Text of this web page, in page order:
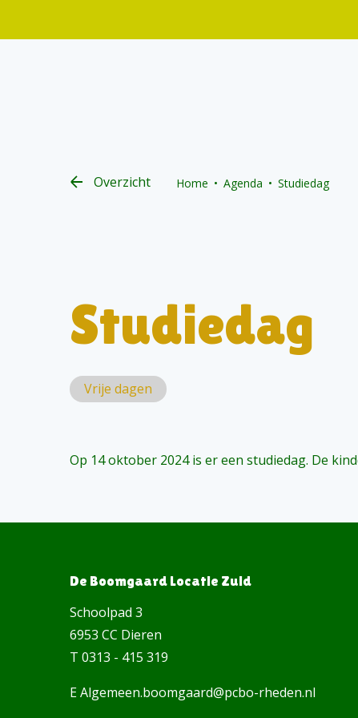
Overzicht Home Agenda Studiedag
Studiedag
Vrije dagen
Op 14 oktober 2024 is er een studiedag. De
De Boomgaard Locatie Zuid
Schoolpad 3
6953 CC Dieren
T 0313 - 415 319
E Algemeen.boomgaard@pcbo-rheden.nl